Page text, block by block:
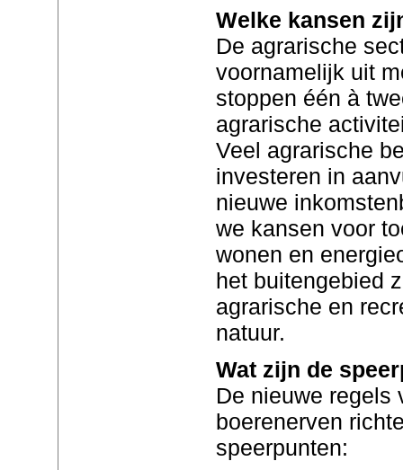
Welke kansen
De agrarische
voornamelijk uit
stoppen één à
agrarische
Veel agrarische
investeren in
nieuwe
we kansen voor
wonen en
het buitengebied
agrarische en
natuur.
Wat zijn de
De nieuwe regels
boerenerven
speerpunten: